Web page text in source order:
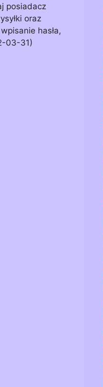
posiadacz
oraz
hasła,
03-31)